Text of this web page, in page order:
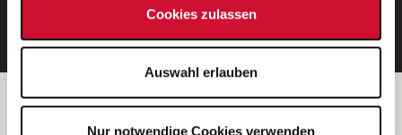
Cookies zulassen
Auswahl erlauben
Nur notwendige Cookies verwenden
E-Mail-Adresse eintragen
Betreiber der Webseite